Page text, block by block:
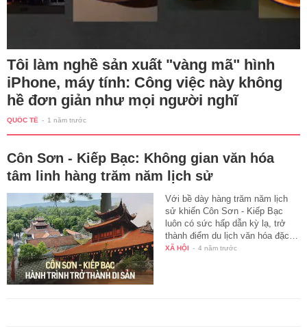
Tôi làm nghề sản xuất "vàng mã" hình
iPhone, máy tính: Công việc này không
hề đơn giản như mọi người nghĩ
QUỐC TẾ - 1 năm trước
Côn Sơn - Kiếp Bạc: Không gian văn hóa
tâm linh hàng trăm năm lịch sử
Với bề dày hàng trăm năm lịch
sử khiến Côn Sơn - Kiếp Bạc
luôn có sức hấp dẫn kỳ lạ, trở
thành điểm du lịch văn hóa đặc…
XÃ HỘI - 4 năm trước